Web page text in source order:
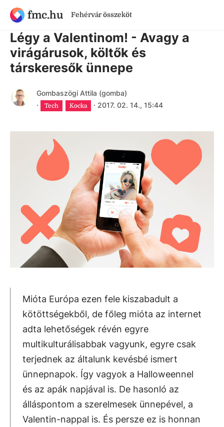
fmc.hu Fehérvár összeköt
9 évnél régebbi cikk
Légy a Valentinom! - Avagy a
virágárusok, költők és
társkeresők ünnepe
Gombaszögi Attila (gomba)
·
Tech Kocka · 2017. 02. 14., 15:44
Mióta Európa ezen fele kiszabadult a
kötöttségekből, de főleg mióta az internet
adta lehetőségek révén egyre
multikulturálisabbak vagyunk, egyre csak
terjednek az általunk kevésbé ismert
ünnepnapok. Így vagyok a Halloweennel
és az apák napjával is. De hasonló az
álláspontom a szerelmesek ünnepével, a
Valentin-nappal is. És persze ez is honnan